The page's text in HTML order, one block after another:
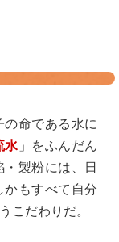
命である水に
水 」をふんだん
製粉には、日
かもすべて自分
こだわりだ。